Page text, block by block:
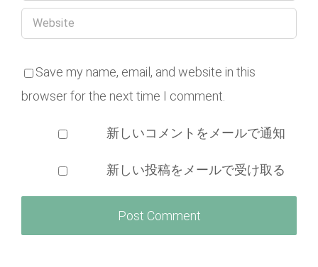
Save my name, email, and website in this
browser for the next time I comment.
新しいコメントをメールで通知
新しい投稿をメールで受け取る